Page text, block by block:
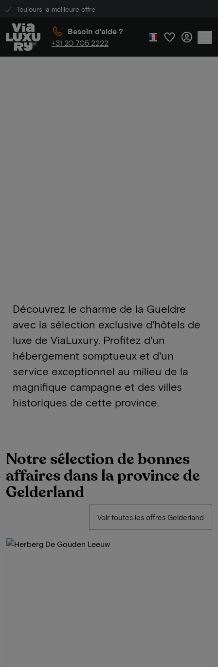
Toujours la meilleure offre
Besoin d'aide ?
+31 20 705 2222
Découvrez le charme de la Gueldre
avec la sélection exclusive d'hôtels de
luxe de ViaLuxury. Profitez d'un
hébergement somptueux et d'un
service exceptionnel au milieu de la
magnifique campagne et des villes
historiques de cette province.
Notre sélection de bonnes
affaires dans la province de
Gelderland
Voir toutes les offres Gelderland